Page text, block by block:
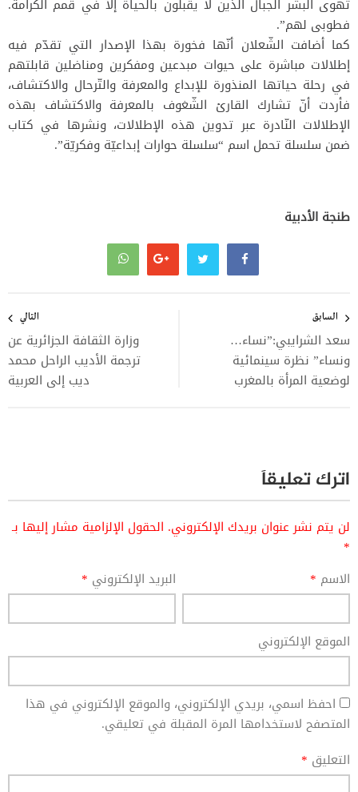
تهوى البشر الجبال الذين لا يقبلون بالحياة إلاّ في قمم الكرامة.
فطوبى لهم”.
كما أضافت الشّعلان أنّها فخورة بهذا الإصدار التي تقدّم فيه
إطلالات مباشرة على حيوات مبدعين ومفكرين ومناضلين قابلتهم
في رحلة حياتها المنذورة للإبداع والمعرفة والتّرحال والاكتشاف،
فأردت أنّ تشارك القارئ الشّغوف بالمعرفة والاكتشاف بهذه
الإطلالات النّادرة عبر تدوين هذه الإطلالات، ونشرها في كتاب
ضمن سلسلة تحمل اسم “سلسلة حوارات إبداعيّة وفكريّة”.
طنجة الأدبية
المقالات
السابق
سعد الشرايبي:”نساء…
ونساء” نظرة سينمائية
لوضعية المرأة بالمغرب
التالي
وزارة الثقافة الجزائرية عن
ترجمة الأديب الراحل محمد
ديب إلى العربية
اترك تعليقاً
لن يتم نشر عنوان بريدك الإلكتروني. الحقول الإلزامية مشار إليها بـ
*
الاسم * البريد الإلكتروني *
الموقع الإلكتروني
احفظ اسمي، بريدي الإلكتروني، والموقع الإلكتروني في هذا
المتصفح لاستخدامها المرة المقبلة في تعليقي.
التعليق *